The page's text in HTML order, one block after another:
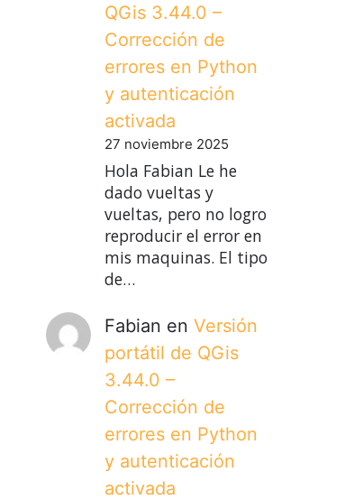
QGis 3.44.0 –
Corrección de
errores en Python
y autenticación
activada
27 noviembre 2025
Hola Fabian Le he
dado vueltas y
vueltas, pero no logro
reproducir el error en
mis maquinas. El tipo
de…
Fabian en Versión
portátil de QGis
3.44.0 –
Corrección de
errores en Python
y autenticación
activada